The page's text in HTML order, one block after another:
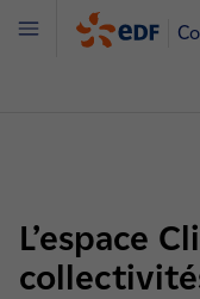
Menu
L’espace